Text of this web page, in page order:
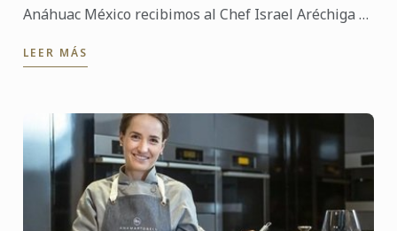
Anáhuac México recibimos al Chef Israel Aréchiga el
LEER MÁS